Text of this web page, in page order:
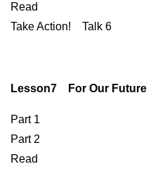
Read
Take Action! Talk 6
Lesson7 For Our Future
Part 1
Part 2
Read